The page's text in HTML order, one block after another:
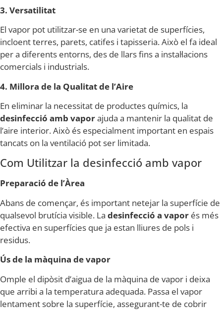
3. Versatilitat
El vapor pot utilitzar-se en una varietat de superfícies,
incloent terres, parets, catifes i tapisseria. Això el fa ideal
per a diferents entorns, des de llars fins a instal·lacions
comercials i industrials.
4. Millora de la Qualitat de l’Aire
En eliminar la necessitat de productes químics, la
desinfecció amb vaporajuda a mantenir la qualitat de
l’aire interior. Això és especialment important en espais
tancats on la ventilació pot ser limitada.
Com Utilitzar la desinfecció amb vapor
Preparació de l’Àrea
Abans de començar, és important netejar la superfície de
qualsevol brutícia visible. La desinfecció a vapor és més
efectiva en superfícies que ja estan lliures de pols i
residus.
Ús de la màquina de vapor
Omple el dipòsit d’aigua de la màquina de vapor i deixa
que arribi a la temperatura adequada. Passa el vapor
lentament sobre la superfície, assegurant-te de cobrir